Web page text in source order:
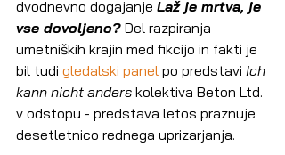
dvodnevno dogajanje Laž je mrtva, je
vse dovoljeno? Del razpiranja
umetniških krajin med fikcijo in fakti je
bil tudi gledalski panel po predstavi Ich
kann nicht anders kolektiva Beton Ltd.
v odstopu - predstava letos praznuje
desetletnico rednega uprizarjanja.